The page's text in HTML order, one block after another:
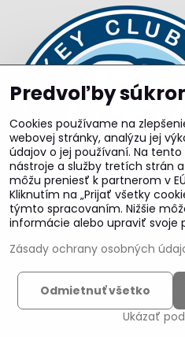
©2026
Vytvorené
Predvoľby
Cookies používame na
webovej stránky, analýzu jej
údajov o jej používaní. Na
nástroje a služby tretích strán
môžu preniesť k partnerom v
Kliknutím na „Prijať všetky
týmto spracovaním. Nižšie
informácie alebo upraviť svoje
Zásady ochrany osobných
Ukázať
Odmietnuť všetko